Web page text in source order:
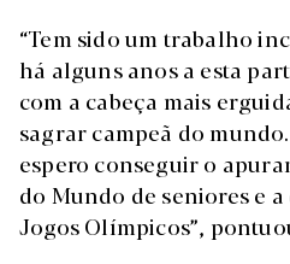
“Tem sido um trabalho
há alguns anos a esta
com a cabeça mais
sagrar campeã do
espero conseguir o
do Mundo de seniores e
Jogos Olímpicos”,